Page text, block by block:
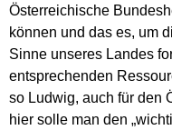
Österreichische
können und das es, um
Sinne unseres Landes
entsprechenden
so Ludwig, auch für den
hier solle man den